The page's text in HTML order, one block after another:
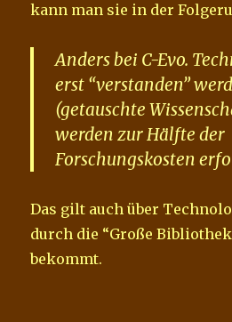
kann man sie in der
Anders bei C-Evo.
erst “verstanden”
(getauschte
werden zur Hälfte der
Forschungskosten
Das gilt auch über
durch die “Große
bekommt.